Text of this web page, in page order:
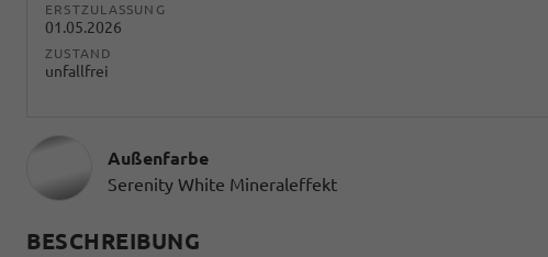
ERSTZULASSUNG
01.05.2026
ZUSTAND
unfallfrei
Außenfarbe
Serenity White Mineraleffekt
BESCHREIBUNG